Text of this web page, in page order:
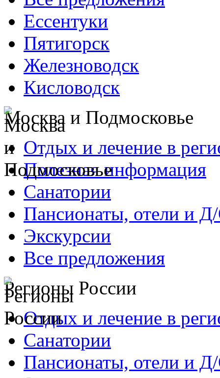
Ессентуки
Пятигорск
Железноводск
Кисловодск
Москва и Подмосковье
Отдых и лечение в
Полезная информация
Санатории
Пансионаты, отели и
Экскурсии
Все предложения
Регионы России
Отдых и лечение в
Санатории
Пансионаты, отели и